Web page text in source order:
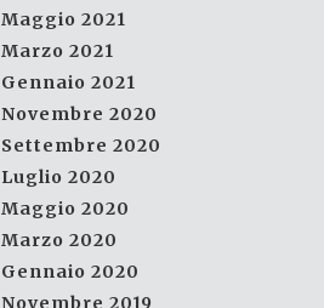
Maggio 2021
Marzo 2021
Gennaio 2021
Novembre 2020
Settembre 2020
Luglio 2020
Maggio 2020
Marzo 2020
Gennaio 2020
Novembre 2019